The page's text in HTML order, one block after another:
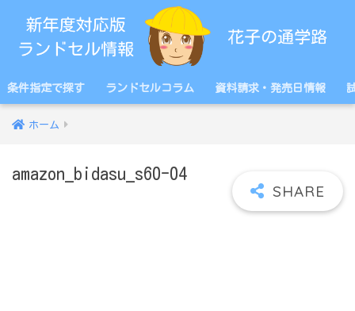
条件指定で探す ランドセルコラム 資料請求・発売日情報
ホーム
amazon_bidasu_s60-04